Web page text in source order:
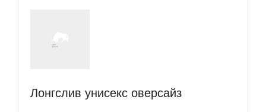
Лонгслив унисекс оверсайз